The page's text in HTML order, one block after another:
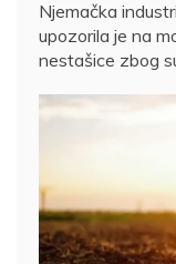
Njemačka
upozorila je na
nestašice zbog